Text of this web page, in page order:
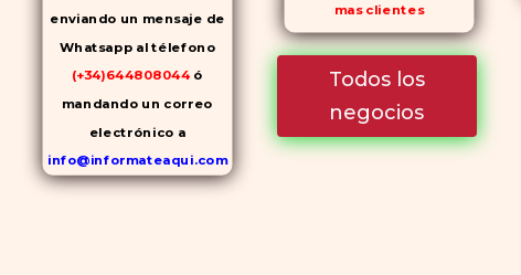
enviando un mensaje de
Whatsapp al télefono
(+34)644808044 ó
mandando un correo
electrónico a
info@informateaqui.com
Mientras que antes la
mas clientes
Todos los
negocios